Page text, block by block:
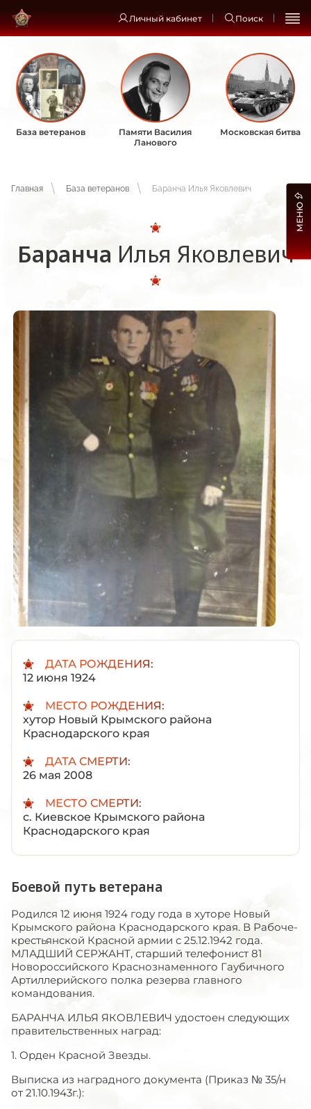
Личный кабинет Поиск
База ветеранов
Памяти Василия
Ланового
Московская битва
Главная База ветеранов Баранча Илья Яковлевич
Баранча Илья Яковлевич
ДАТА РОЖДЕНИЯ:
12 июня 1924
МЕСТО РОЖДЕНИЯ:
хутор Новый Крымского района
Краснодарского края
ДАТА СМЕРТИ:
26 мая 2008
МЕСТО СМЕРТИ:
с. Киевское Крымского района
Краснодарского края
Боевой путь ветерана
Родился 12 июня 1924 году года в хуторе Новый
Крымского района Краснодарского края. В Рабоче-
крестьянской Красной армии с 25.12.1942 года.
МЛАДШИЙ СЕРЖАНТ, старший телефонист 81
Новороссийского Краснознаменного Гаубичного
Артиллерийского полка резерва главного
командования.
БАРАНЧА ИЛЬЯ ЯКОВЛЕВИЧ удостоен следующих
правительственных наград:
1. Орден Красной Звезды.
Выписка из наградного документа (Приказ № 35/н
от 21.10.1943г.):
МЕНЮ